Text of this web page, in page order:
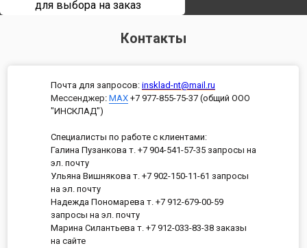
для выбора на заказ
Контакты
Почта для запросов: insklad-nt@mail.ru
Мессенджер: MAX +7 977-855-75-37 (общий ООО
"ИНСКЛАД")
Специалисты по работе с клиентами:
Галина Пузанкова т. +7 904-541-57-35 запросы на
эл. почту
Ульяна Вишнякова т. +7 902-150-11-61 запросы
на эл. почту
Надежда Пономарева т. +7 912-679-00-59
запросы на эл. почту
Марина Силантьева т. +7 912-033-83-38 заказы
на сайте